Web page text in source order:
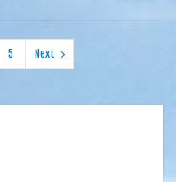
5 Next